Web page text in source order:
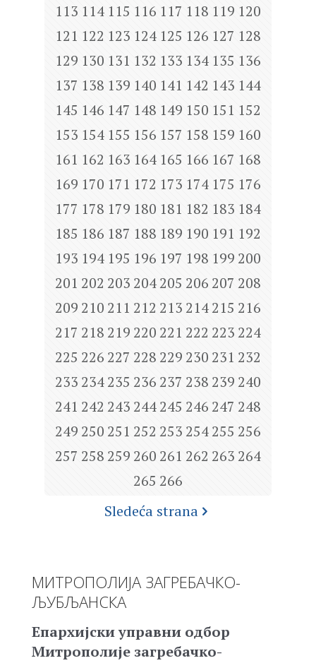
113 114 115 116 117 118 119 120
121 122 123 124 125 126 127 128
129 130 131 132 133 134 135 136
137 138 139 140 141 142 143 144
145 146 147 148 149 150 151 152
153 154 155 156 157 158 159 160
161 162 163 164 165 166 167 168
169 170 171 172 173 174 175 176
177 178 179 180 181 182 183 184
185 186 187 188 189 190 191 192
193 194 195 196 197 198 199 200
201 202 203 204205 206 207 208
209 210 211 212 213 214215 216
217 218 219 220 221 222 223 224
225 226 227 228 229 230 231 232
233 234235 236 237 238 239 240
241 242 243 244245 246 247 248
249 250 251 252 253 254255 256
257 258 259 260 261 262 263 264
265 266
Sledeća strana
МИТРОПОЛИЈА ЗАГРЕБАЧКО-
ЉУБЉАНСКА
Епархијски управни одбор
Митрополије загребачко-